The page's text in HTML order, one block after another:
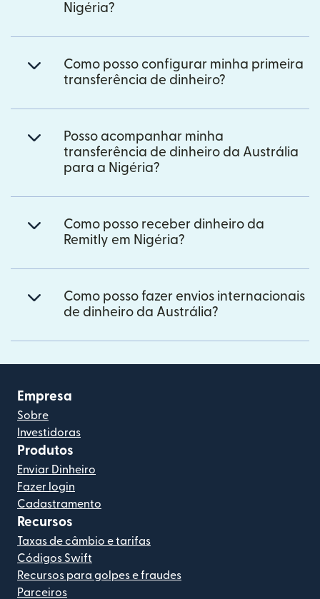
Nigéria?
Como posso configurar minha primeira
transferência de dinheiro?
Posso acompanhar minha
transferência de dinheiro da Austrália
para a Nigéria?
Como posso receber dinheiro da
Remitly em Nigéria?
Como posso fazer envios internacionais
de dinheiro da Austrália?
Empresa
Sobre
Investidoras
Produtos
Enviar Dinheiro
Fazer login
Cadastramento
Recursos
Taxas de câmbio e tarifas
Códigos Swift
Recursos para golpes e fraudes
Parceiros